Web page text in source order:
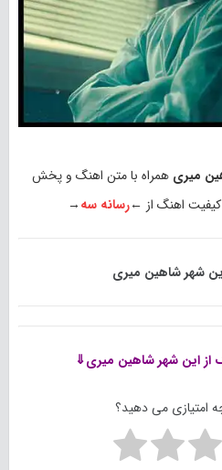
میری همراه با متن اهنگ و پخش
کیفیت اهنگ از ←رسانه سه→
شهر شاهین میری
از این شهر شاهین میری⇓
امتیازی می دهید؟